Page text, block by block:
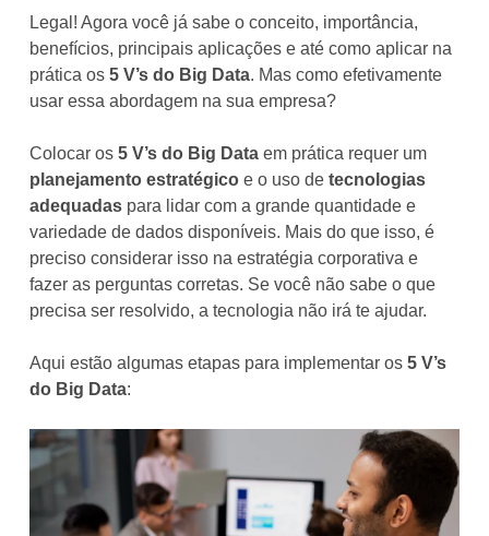
Legal! Agora você já sabe o conceito, importância,
benefícios, principais aplicações e até como aplicar na
prática os 5 V’s do Big Data. Mas como efetivamente
usar essa abordagem na sua empresa?
Colocar os 5 V’s do Big Data em prática requer um
planejamento estratégico e o uso de tecnologias
adequadas para lidar com a grande quantidade e
variedade de dados disponíveis. Mais do que isso, é
preciso considerar isso na estratégia corporativa e
fazer as perguntas corretas. Se você não sabe o que
precisa ser resolvido, a tecnologia não irá te ajudar.
Aqui estão algumas etapas para implementar os 5 V’s
do Big Data: